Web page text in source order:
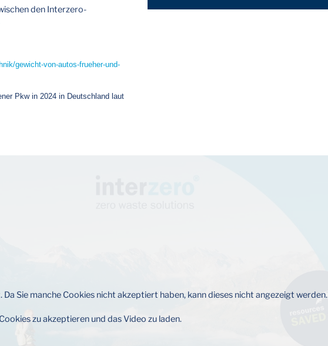
den Interzero-
gewicht-von-autos-frueher-und-
Pkw in 2024 in Deutschland laut
Sie manche Cookies nicht akzeptiert haben, kann dieses nicht angezeigt werden.
zu akzeptieren und das Video zu laden.